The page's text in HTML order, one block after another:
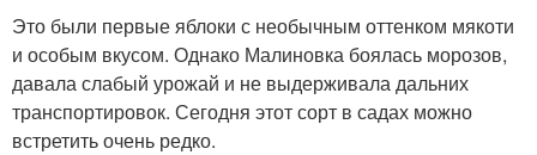
Это были первые яблоки с необычным оттенком мякоти
и особым вкусом. Однако Малиновка боялась морозов,
давала слабый урожай и не выдерживала дальних
транспортировок. Сегодня этот сорт в садах можно
встретить очень редко.